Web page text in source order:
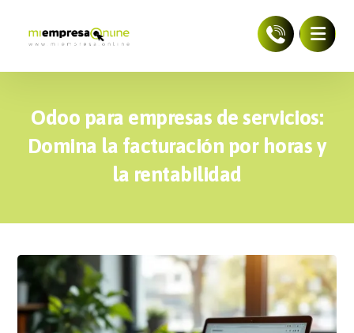
Odoo para empresas de servicios:
Domina la facturación por horas y
la rentabilidad